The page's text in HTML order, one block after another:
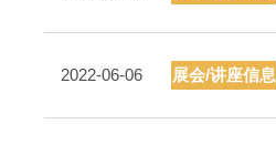
2022-06-06 展会/讲座信息